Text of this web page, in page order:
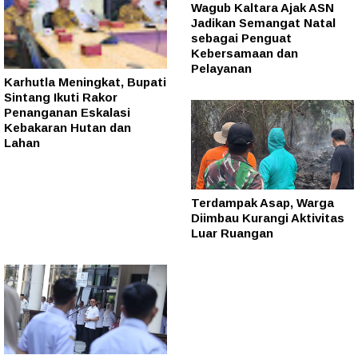
Karhutla Meningkat, Bupati
Sintang Ikuti Rakor
Penanganan Eskalasi
Kebakaran Hutan dan
Lahan
Wagub Kaltara Ajak ASN
Jadikan Semangat Natal
sebagai Penguat
Kebersamaan dan
Pelayanan
Terdampak Asap, Warga
Diimbau Kurangi Aktivitas
Luar Ruangan